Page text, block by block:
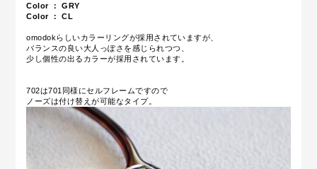
Color ： GRY
Color ： CL
omodokらしいカラーリングが採用されていますが、
バランスの良い大人っぽさを感じられつつ、
少し個性の出るカラーが採用されています。
702は701同様にセルフレームですので
ノーズは付け替えが可能なタイプ。